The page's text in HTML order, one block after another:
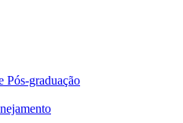
Pós-graduação